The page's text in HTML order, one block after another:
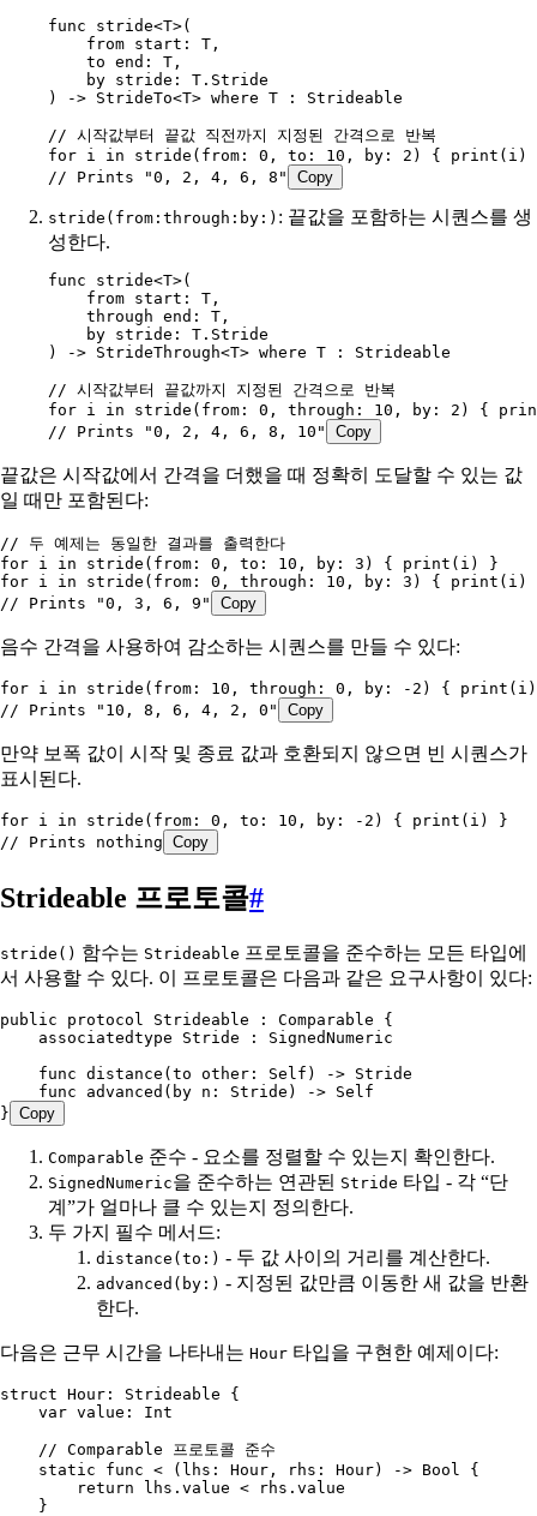
func stride<T>(
    from
start : T,
    to
end : T,
    by
stride : T. Stride
) -> StrideTo<T> where T : Strideable
// 시작값부터 끝값 직전까지 지정된 간격으로 반복
for i in stride ( from : 0 , to : 10 , by : 2 ) { print (i)
// Prints "0, 2, 4, 6, 8"
Copy
stride(from:through:by:) : 끝값을 포함하는 시퀀스를 생
성한다.
func stride<T>(
    from
start : T,
    through
end : T,
    by
stride : T. Stride
) -> StrideThrough<T> where T : Strideable
// 시작값부터 끝값까지 지정된 간격으로 반복
for i in stride ( from : 0 , through : 10 , by : 2 ) {
// Prints "0, 2, 4, 6, 8, 10"
Copy
끝값은 시작값에서 간격을 더했을 때 정확히 도달할 수 있는 값
일 때만 포함된다:
// 두 예제는 동일한 결과를 출력한다
for i in stride ( from : 0 , to : 10 , by : 3 ) { print (i) }
for i in stride ( from : 0 , through : 10 , by : 3 ) { print (i)
// Prints "0, 3, 6, 9"
Copy
음수 간격을 사용하여 감소하는 시퀀스를 만들 수 있다:
for i in stride ( from : 10 , through : 0 , by : -2 ) { print
// Prints "10, 8, 6, 4, 2, 0"
Copy
만약 보폭 값이 시작 및 종료 값과 호환되지 않으면 빈 시퀀스가
표시된다.
for i in stride ( from : 0 , to : 10 , by : -2 ) { print (i) }
// Prints nothing Copy
Strideable 프로토콜#
stride() 함수는 Strideable 프로토콜을 준수하는 모든 타입에
서 사용할 수 있다. 이 프로토콜은 다음과 같은 요구사항이 있다:
public protocol Strideable : Comparable {
    associatedtype
Stride : SignedNumeric
    func
distance (to other : Self ) -> Stride
    func
advanced ( by n : Stride ) -> Self
} Copy
Comparable 준수 - 요소를 정렬할 수 있는지 확인한다.
SignedNumeric을 준수하는 연관된 Stride 타입 - 각 “단
계”가 얼마나 클 수 있는지 정의한다.
두 가지 필수 메서드:
distance(to:) - 두 값 사이의 거리를 계산한다.
advanced(by:) - 지정된 값만큼 이동한 새 값을 반환
한다.
다음은 근무 시간을 나타내는 Hour 타입을 구현한 예제이다:
struct Hour : Strideable {
    var
value: Int
    // Comparable 프로토콜 준수
    static
func < ( lhs : Hour, rhs : Hour) -> Bool
{
        return
lhs.value < rhs.value
    }